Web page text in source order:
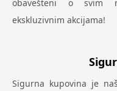
obavešteni o svim
ekskluzivnim akcijama!
Sigurna kupovina je